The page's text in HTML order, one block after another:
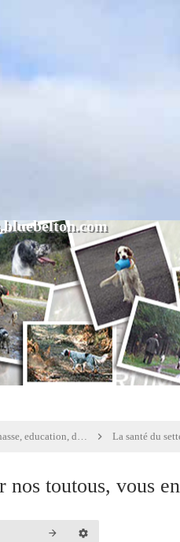
Le Setter Anglais: chasse, education, dressage La santé du
toutous, vous